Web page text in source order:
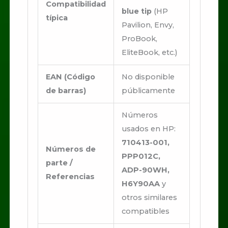
Compatibilidad
típica
blue tip(HP
Pavilion, Envy,
ProBook,
EliteBook, etc.)
EAN (Código
de barras)
No disponible
públicamente
Números de
parte /
Referencias
Números
usados en HP:
710413-001,
PPP012C,
ADP-90WH,
H6Y90AAy
otros similares
compatibles